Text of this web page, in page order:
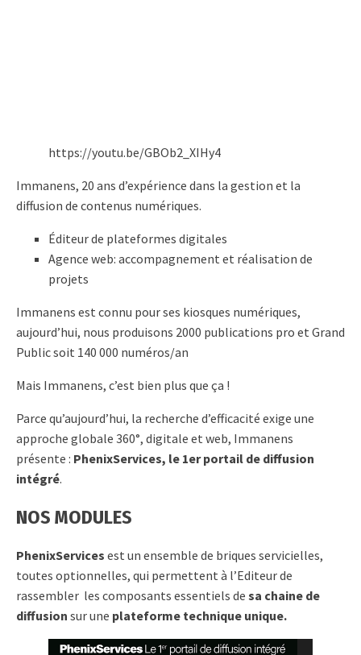
https://youtu.be/GBOb2_XIHy4
Immanens, 20 ans d’expérience dans la gestion et la
diffusion de contenus numériques.
Éditeur de plateformes digitales
Agence web: accompagnement et réalisation de
projets
Immanens est connu pour ses kiosques numériques,
aujourd’hui, nous produisons 2000 publications pro et Grand
Public soit 140 000 numéros/an
Mais Immanens, c’est bien plus que ça !
Parce qu’aujourd’hui, la recherche d’efficacité exige une
approche globale 360°, digitale et web, Immanens
présente : PhenixServices, le 1er portail de diffusion
intégré.
NOS MODULES
PhenixServices est un ensemble de briques servicielles,
toutes optionnelles, qui permettent à l’Editeur de
rassembler les composants essentiels de sa chaine de
diffusion sur une plateforme technique unique.